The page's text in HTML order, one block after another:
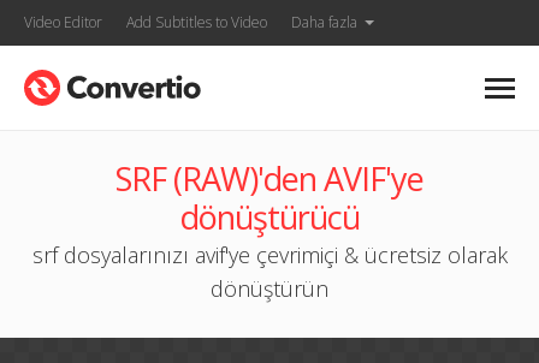
Video Editor Add Subtitles to Video Daha fazla
SRF (RAW)'den AVIF'ye
dönüştürücü
srf dosyalarınızı avif'ye çevrimiçi & ücretsiz olarak
dönüştürün